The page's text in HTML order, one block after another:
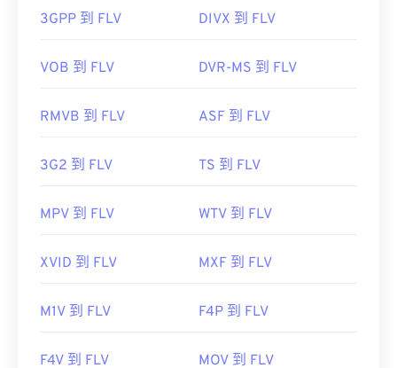
首次发行：2003 年
https://en.wikipedia.org/wiki/Flash_Video
https://www.lifewire.com/flv-file
3GPP 到 FLV DIVX 到 FLV
VOB 到 FLV DVR-MS 到 FLV
RMVB 到 FLV ASF 到 FLV
3G2 到 FLV TS 到 FLV
MPV 到 FLV WTV 到 FLV
XVID 到 FLV MXF 到 FLV
M1V 到 FLV F4P 到 FLV
F4V 到 FLV MOV 到 FLV